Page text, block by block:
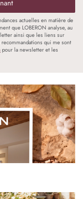
actuelles en matière de
que LOBERON analyse, au
ainsi que les liens sur
qui me sont
pour la newsletter et les